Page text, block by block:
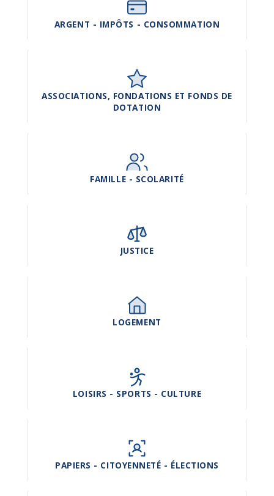
ARGENT - IMPÔTS - CONSOMMATION
ASSOCIATIONS, FONDATIONS ET FONDS DE
DOTATION
FAMILLE - SCOLARITÉ
JUSTICE
LOGEMENT
LOISIRS - SPORTS - CULTURE
PAPIERS - CITOYENNETÉ - ÉLECTIONS